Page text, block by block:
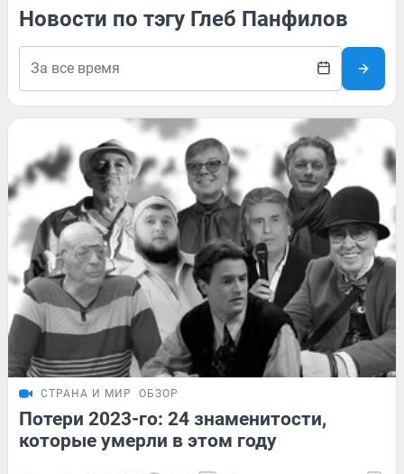
Новости по тэгу Глеб Панфилов
СТРАНА И МИР ОБЗОР
Потери 2023-го: 24 знаменитости,
которые умерли в этом году